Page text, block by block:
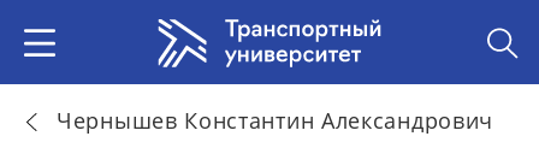
Чернышев Константин Александрович